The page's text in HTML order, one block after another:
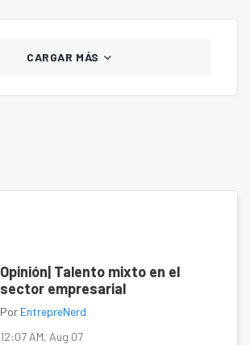
CARGAR MÁS
Opinión| Talento mixto en el
sector empresarial
Por EntrepreNerd
12:07 AM, Aug 07